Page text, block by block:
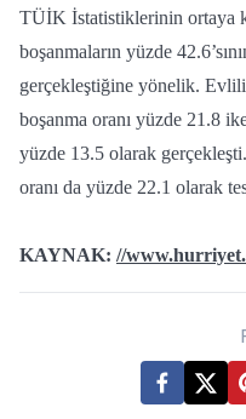
TÜİK İstatistiklerinin ortaya
boşanmaların yüzde
gerçekleştiğine yönelik.
boşanma oranı yüzde 21.8
yüzde 13.5 olarak
oranı da yüzde 22.1 olarak
KAYNAK: //